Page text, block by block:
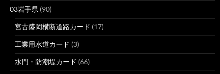
03岩手県 (90)
宮古盛岡横断道路カード (17)
工業用水道カード (3)
水門・防潮堤カード (66)